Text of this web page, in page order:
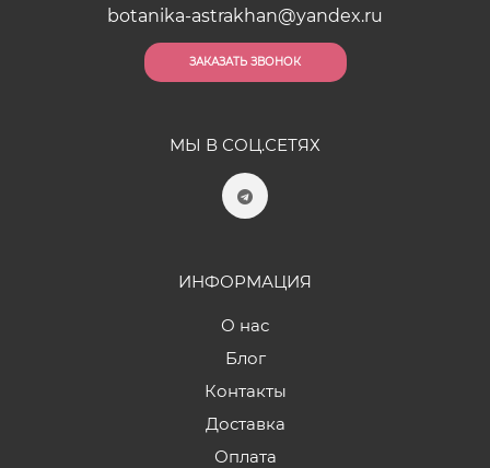
botanika-astrakhan@yandex.ru
ЗАКАЗАТЬ ЗВОНОК
МЫ В СОЦ.СЕТЯХ
ИНФОРМАЦИЯ
О нас
Блог
Контакты
Доставка
Оплата